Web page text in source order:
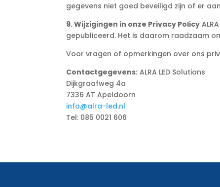
gegevens niet goed beveiligd zijn of er
9. Wijzigingen in onze Privacy Policy
gepubliceerd. Het is daarom raadzaam
Voor vragen of opmerkingen over ons
Contactgegevens: ALRA LED Solutions
Dijkgraafweg 4a
7336 AT Apeldoorn
info@alra-led.nl
Tel: 085 0021 606